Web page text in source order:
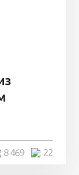
22
8 469